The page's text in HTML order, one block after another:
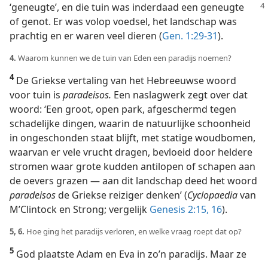
‘geneugte’, en die tuin was inderdaad een geneugte
of genot. Er was volop voedsel, het landschap was
prachtig en er waren veel dieren (Gen. 1:29-31).
4. Waarom kunnen we de tuin van Eden een paradijs noemen?
4De Griekse vertaling van het Hebreeuwse woord
voor tuin is paradeisos. Een naslagwerk zegt over dat
woord: ‘Een groot, open park, afgeschermd tegen
schadelijke dingen, waarin de natuurlijke schoonheid
in ongeschonden staat blijft, met statige woudbomen,
waarvan er vele vrucht dragen, bevloeid door heldere
stromen waar grote kudden antilopen of schapen aan
de oevers grazen — aan dit landschap deed het woord
paradeisosde Griekse reiziger denken’ (Cyclopaediavan
M’Clintock en Strong; vergelijk Genesis 2:15, 16).
5, 6. Hoe ging het paradijs verloren, en welke vraag roept dat op?
5 God plaatste Adam en Eva in zo’n paradijs. Maar ze